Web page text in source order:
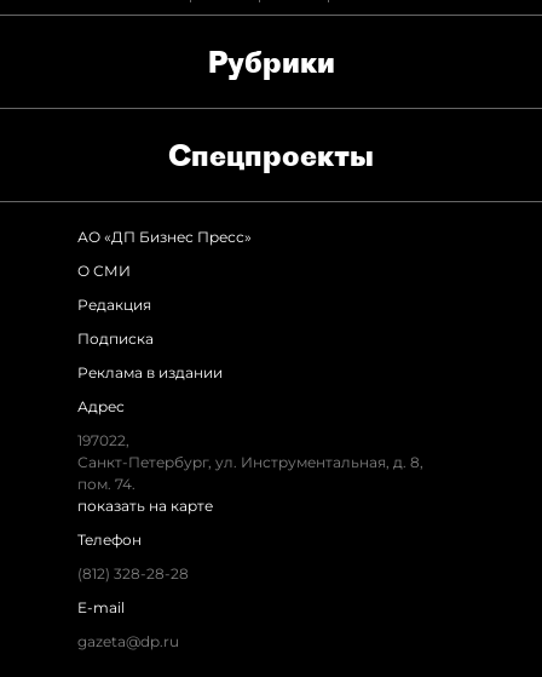
Рубрики
Спец­проекты
АО «ДП Бизнес Пресс»
О СМИ
Редакция
Подписка
Реклама в издании
Адрес
197022,
Санкт-Петербург, ул. Инструментальная, д. 8,
пом. 74.
показать на карте
Телефон
(812) 328-28-28
E-mail
gazeta@dp.ru